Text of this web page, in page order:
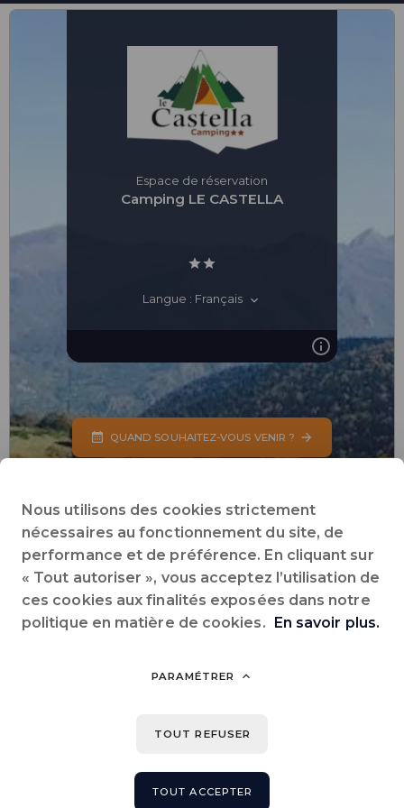
Espace de réservation
Camping LE CASTELLA
Langue : Français
QUAND SOUHAITEZ-VOUS VENIR ?
Site Internet
Accéder au site de l'établissement
+33 (0)5 61 64 47 53
campinglecastella@orange.fr
Nous utilisons des cookies strictement
nécessaires au fonctionnement du site, de
performance et de préférence. En cliquant sur
« Tout autoriser », vous acceptez l’utilisation de
ces cookies aux finalités exposées dans notre
politique en matière de cookies. En savoir plus.
PARAMÉTRER
TOUT REFUSER
TOUT ACCEPTER